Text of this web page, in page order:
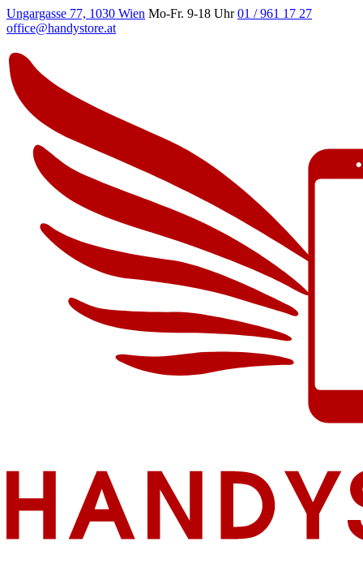
Ungargasse 77, 1030 Wien Mo-Fr. 9-18 Uhr 01 / 961 17 27
office@handystore.at